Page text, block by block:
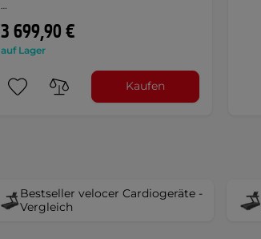
3 699,90 €
auf Lager
Kaufen
Bestseller velocer Cardiogeräte -
Vergleich